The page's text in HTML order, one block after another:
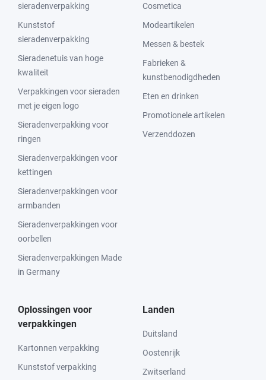
sieradenverpakking
Kunststof
sieradenverpakking
Sieradenetuis van hoge
kwaliteit
Verpakkingen voor sieraden
met je eigen logo
Sieradenverpakking voor
ringen
Sieradenverpakkingen voor
kettingen
Sieradenverpakkingen voor
armbanden
Sieradenverpakkingen voor
oorbellen
Sieradenverpakkingen Made
in Germany
Cosmetica
Modeartikelen
Messen & bestek
Fabrieken &
kunstbenodigdheden
Eten en drinken
Promotionele artikelen
Verzenddozen
Oplossingen voor
verpakkingen
Kartonnen verpakking
Kunststof verpakking
Landen
Duitsland
Oostenrijk
Zwitserland